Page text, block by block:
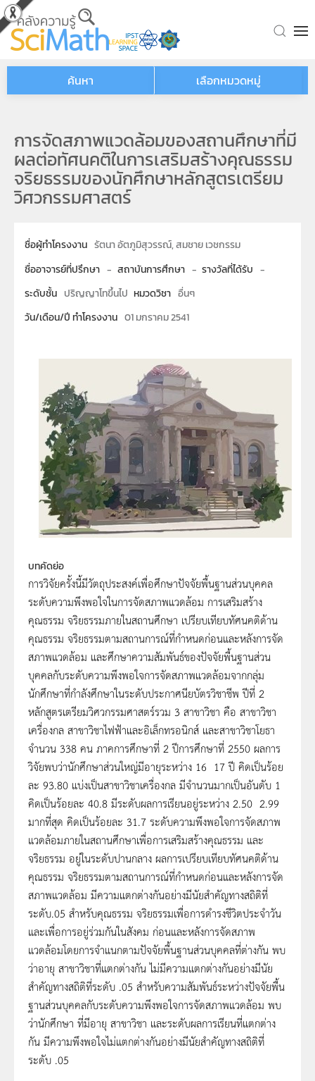
Skip to main content
ค้นหา เลือกหมวดหมู่
การจัดสภาพแวดล้อมของสถานศึกษาที่มี
ผลต่อทัศนคติในการเสริมสร้างคุณธรรม
จริยธรรมของนักศึกษาหลักสูตรเตรียม
วิศวกรรมศาสตร์
ชื่อผู้ทำโครงงาน รัตนา อัตภูมิสุวรรณ์, สมชาย เวชกรรม
ชื่ออาจารย์ที่ปรึกษา - สถาบันการศึกษา - รางวัลที่ได้รับ -
ระดับชั้น ปริญญาโทขึ้นไป หมวดวิชา อื่นๆ
วัน/เดือน/ปี ทำโครงงาน 01 มกราคม 2541
บทคัดย่อ
การวิจัยครั้งนี้มีวัตถุประสงค์เพื่อศึกษาปัจจัยพื้นฐานส่วนบุคคล
ระดับความพึงพอใจในการจัดสภาพแวดล้อม การเสริมสร้าง
คุณธรรม จริยธรรมภายในสถานศึกษา เปรียบเทียบทัศนคติด้าน
คุณธรรม จริยธรรมตามสถานการณ์ที่กำหนดก่อนและหลังการจัด
สภาพแวดล้อม และศึกษาความสัมพันธ์ของปัจจัยพื้นฐานส่วน
บุคคลกับระดับความพึงพอใจการจัดสภาพแวดล้อมจากกลุ่ม
นักศึกษาที่กำลังศึกษาในระดับประกาศนียบัตรวิชาชีพ ปีที่ 2
หลักสูตรเตรียมวิศวกรรมศาสตร์รวม 3 สาขาวิชา คือ สาขาวิชา
เครื่องกล สาขาวิชาไฟฟ้าและอิเล็กทรอนิกส์ และสาขาวิชาโยธา
จำนวน 338 คน ภาคการศึกษาที่ 2 ปีการศึกษาที่ 2550 ผลการ
วิจัยพบว่านักศึกษาส่วนใหญ่มีอายุระหว่าง 16  17 ปี คิดเป็นร้อย
ละ 93.80 แบ่งเป็นสาขาวิชาเครื่องกล มีจำนวนมากเป็นอันดับ 1
คิดเป็นร้อยละ 40.8 มีระดับผลการเรียนอยู่ระหว่าง 2.50  2.99
มากที่สุด คิดเป็นร้อยละ 31.7 ระดับความพึงพอใจการจัดสภาพ
แวดล้อมภายในสถานศึกษาเพื่อการเสริมสร้างคุณธรรม และ
จริยธรรม อยู่ในระดับปานกลาง ผลการเปรียบเทียบทัศนคติด้าน
คุณธรรม จริยธรรมตามสถานการณ์ที่กำหนดก่อนและหลังการจัด
สภาพแวดล้อม มีความแตกต่างกันอย่างมีนัยสำคัญทางสถิติที่
ระดับ.05 สำหรับคุณธรรม จริยธรรมเพื่อการดำรงชีวิตประจำวัน
และเพื่อการอยู่ร่วมกันในสังคม ก่อนและหลังการจัดสภาพ
แวดล้อมโดยการจำแนกตามปัจจัยพื้นฐานส่วนบุคคลที่ต่างกัน พบ
ว่าอายุ สาขาวิชาที่แตกต่างกัน ไม่มีความแตกต่างกันอย่างมีนัย
สำคัญทางสถิติที่ระดับ .05 สำหรับความสัมพันธ์ระหว่างปัจจัยพื้น
ฐานส่วนบุคคลกับระดับความพึงพอใจการจัดสภาพแวดล้อม พบ
ว่านักศึกษา ที่มีอายุ สาขาวิชา และระดับผลการเรียนที่แตกต่าง
กัน มีความพึงพอใจไม่แตกต่างกันอย่างมีนัยสำคัญทางสถิติที่
ระดับ .05